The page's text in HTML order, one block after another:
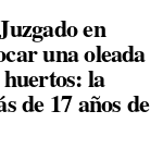
en
una oleada
la
de 17 años de